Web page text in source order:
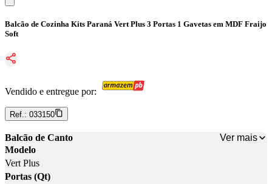
Balcão de Cozinha Kits Paraná Vert Plus 3 Portas 1 Gavetas em MDF Fraijo
Soft
Vendido e entregue por:
Ref.: 033150
Balcão de Canto
Ver mais
Modelo
Vert Plus
Portas (Qt)